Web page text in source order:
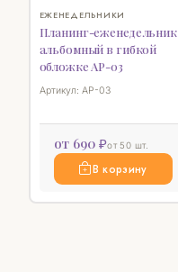
ЕЖЕНЕДЕЛЬНИКИ
Планинг-еженедельник
альбомный в гибкой
обложке AP-03
Артикул: AP-03
от 690 ₽от 50 шт.
В корзину